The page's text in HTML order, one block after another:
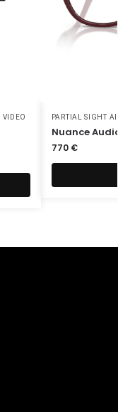
VIDEO
PARTIAL SIGHT
Nuance
770 €